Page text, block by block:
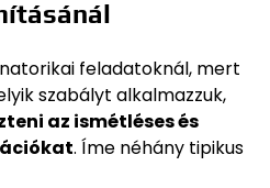
feladatoknál, mert
szabályt alkalmazzuk,
az ismétléses és
. Íme néhány tipikus